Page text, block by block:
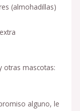
(almohadillas)
otras mascotas:
alguno, le